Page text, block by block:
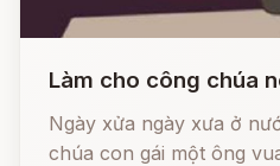
Làm cho công chúa
Ngày xửa ngày xưa ở
chúa con gái một ông